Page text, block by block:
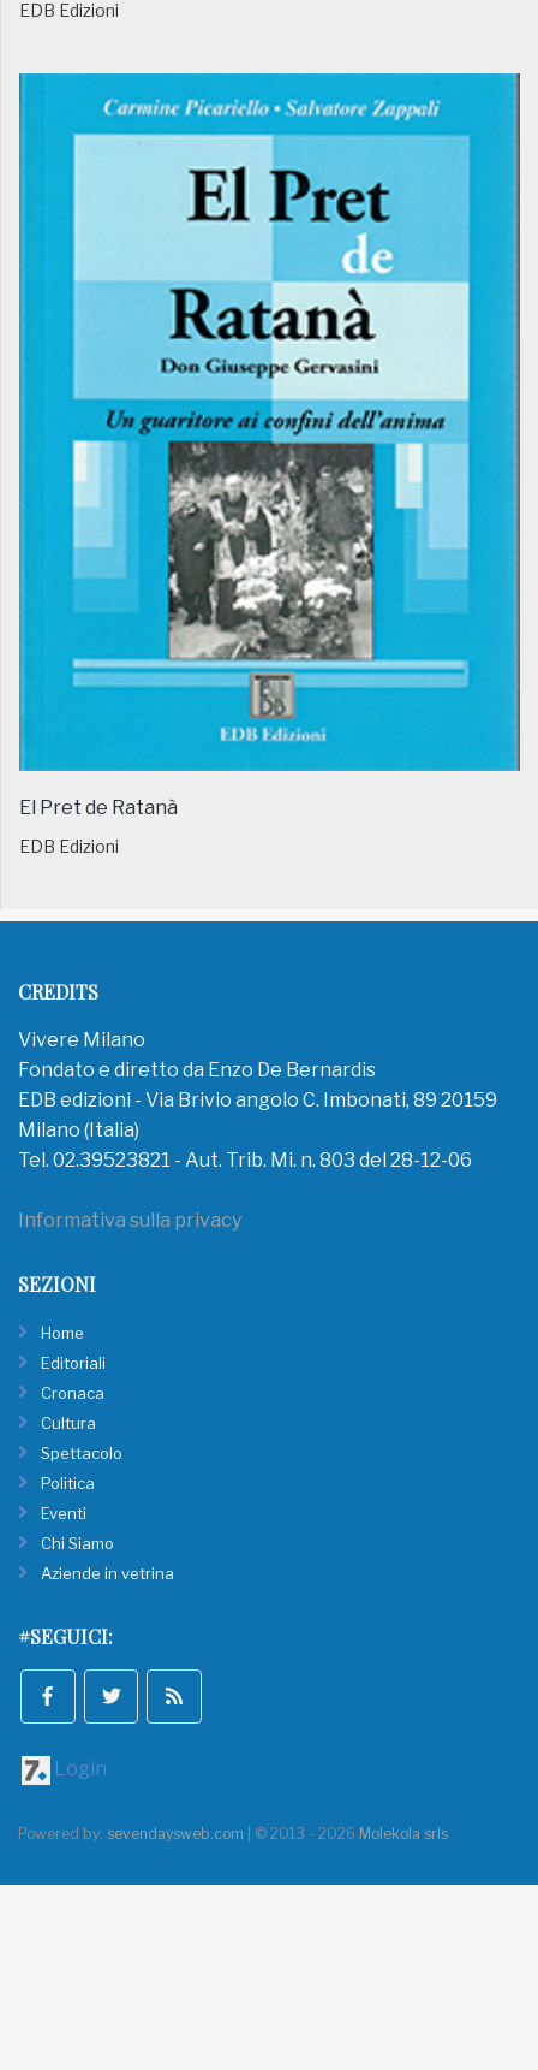
EDB Edizioni
El Pret de Ratanà
EDB Edizioni
CREDITS
Vivere Milano
Fondato e diretto da Enzo De Bernardis
EDB edizioni - Via Brivio angolo C. Imbonati, 89 20159
Milano (Italia)
Tel. 02.39523821 - Aut. Trib. Mi. n. 803 del 28-12-06
Informativa sulla privacy
SEZIONI
Home
Editoriali
Cronaca
Cultura
Spettacolo
Politica
Eventi
Chi Siamo
Aziende in vetrina
#SEGUICI:
Login
Powered by: sevendaysweb.com | © 2013 - 2026 Molekola srls